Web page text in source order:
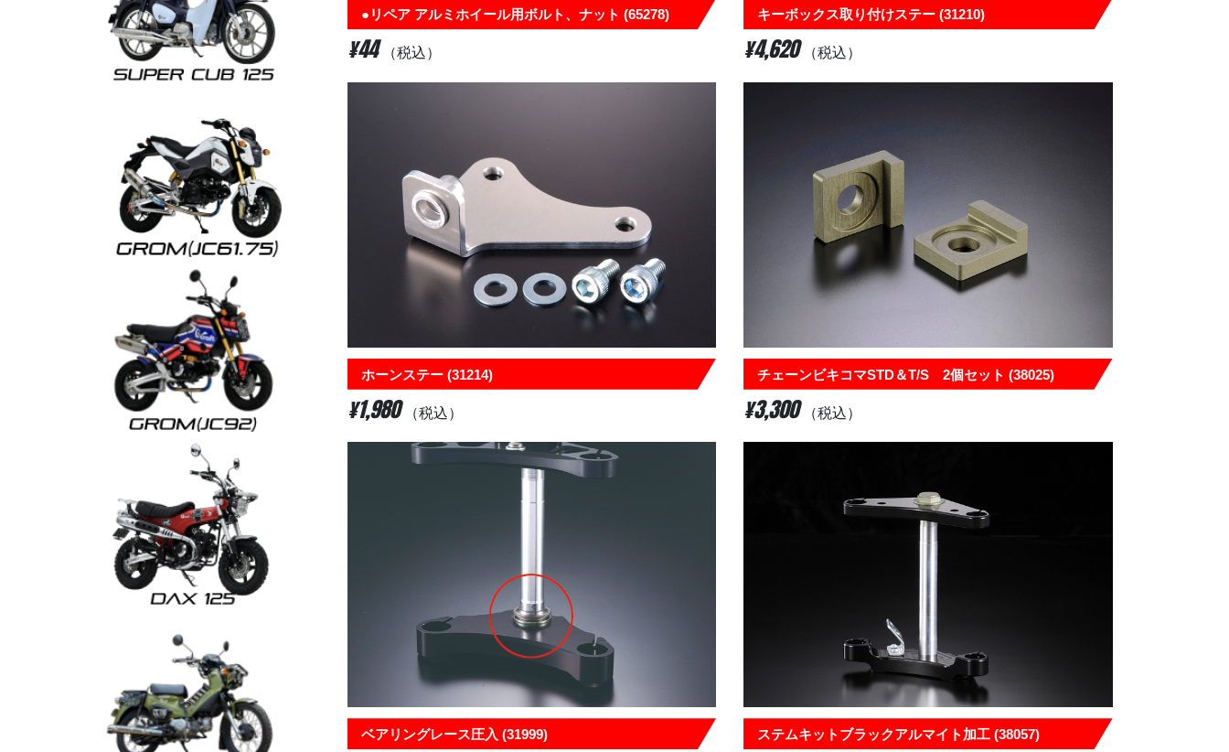
●リペア アルミホイール用ボルト、ナット (65278)
¥44 （税込）
キーボックス取り付けステー (31210)
¥4,620 （税込）
ホーンステー (31214)
¥1,980 （税込）
チェーンビキコマSTD＆T/S 2個セット (38025)
¥3,300 （税込）
ベアリングレース圧入 (31999) ステムキットブラックアルマイト加工 (38057)